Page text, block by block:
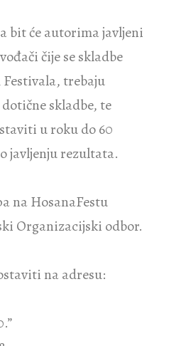
bit će autorima javljeni
čije se skladbe
trebaju
skladbe, te
u roku do 60
javljenju rezultata.
na HosanaFestu
Organizacijski odbor.
na adresu: